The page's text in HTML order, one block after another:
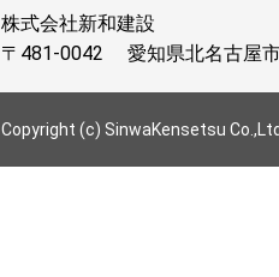
株式会社新和建設
〒481-0042
愛知県北名古屋
Copyright (c) SinwaKensetsu